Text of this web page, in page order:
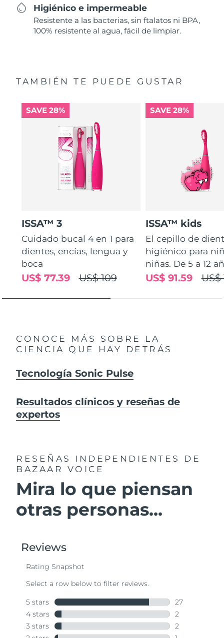
Higiénico e impermeable
Resistente a las bacterias, sin ftalatos ni BPA,
100% resistente al agua, fácil de limpiar.
TAMBIÉN TE PUEDE GUSTAR
SAVE 28%
ISSA™ 3
Cuidado bucal 4 en 1 para
dientes, encías, lengua y
boca
US$ 109
US$ 77.39
SAVE 28%
ISSA™ kids
El cepillo de
higiénico para
niñas. De 5 a 12
US$
US$ 91.59
CONOCE MÁS SOBRE LA
CIENCIA QUE HAY DETRÁS
Tecnología Sonic Pulse
Resultados clínicos y reseñas de
expertos
RESEÑAS INDEPENDIENTES
DE
BAZAAR VOICE
Mira lo que piensan
otras personas...